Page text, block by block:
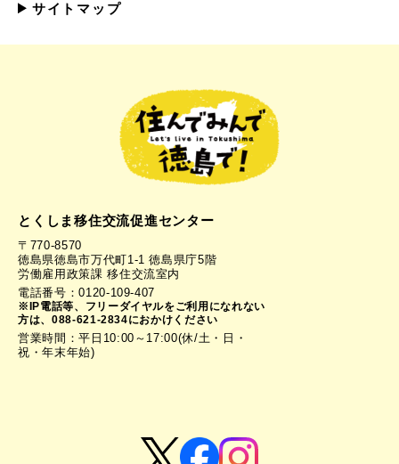
サイトマップ
とくしま移住交流促進センター
〒770-8570
徳島県徳島市万代町1-1 徳島県庁5階
労働雇用政策課 移住交流室内
電話番号：0120-109-407
※IP電話等、フリーダイヤルをご利用になれない
方は、088-621-2834におかけください
営業時間：平日10:00～17:00(休/土・日・
祝・年末年始)